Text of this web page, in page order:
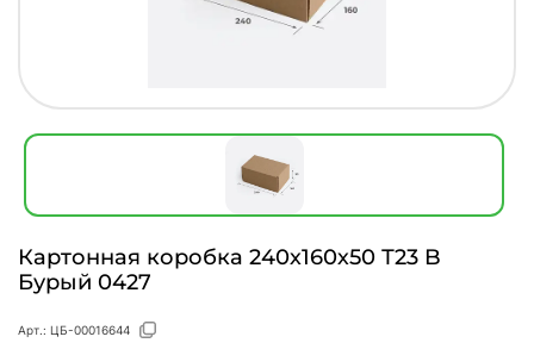
Картонная коробка 240х160х50 Т23 B
Бурый 0427
Арт.: ЦБ-00016644